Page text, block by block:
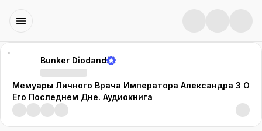
Bunker Diodand
Мемуары Личного Врача Императора Александра 3 О
Его Последнем Дне. Аудиокнига